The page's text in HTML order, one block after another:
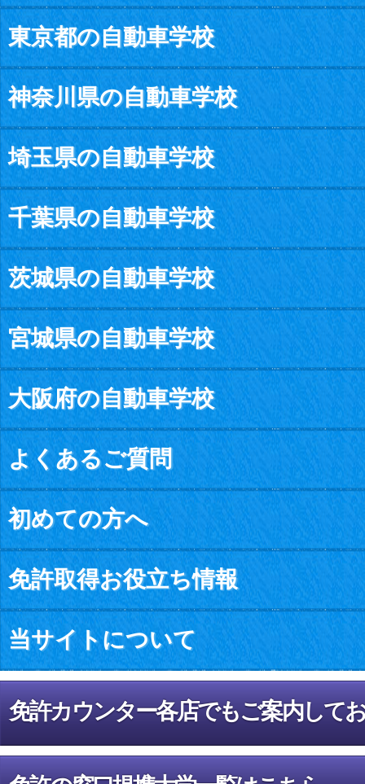
東京都の自動車学校
神奈川県の自動車学校
埼玉県の自動車学校
千葉県の自動車学校
茨城県の自動車学校
宮城県の自動車学校
大阪府の自動車学校
よくあるご質問
初めての方へ
免許取得お役立ち情報
当サイトについて
免許カウンター各店でもご案内して